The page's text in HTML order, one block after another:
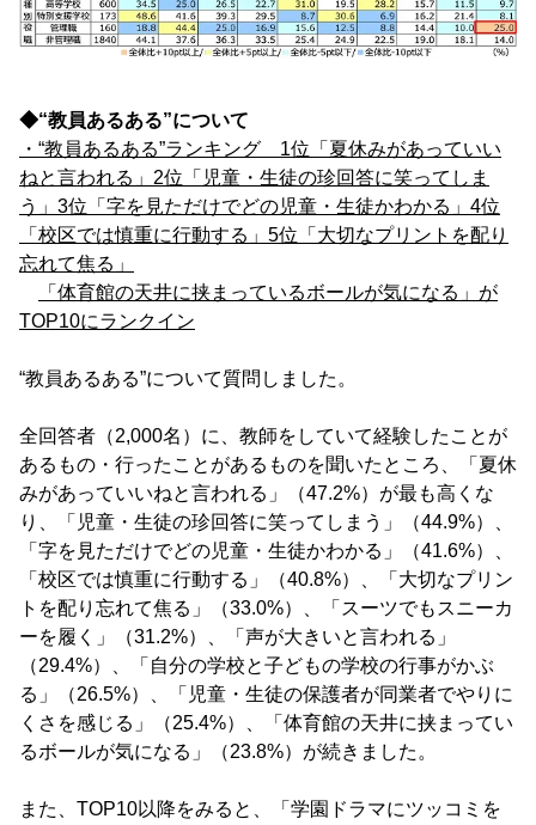
◆“教員あるある”について
・“教員あるある”ランキング 1位「夏休みがあっていい
ねと言われる」2位「児童・生徒の珍回答に笑ってしま
う」 3位「字を見ただけでどの児童・生徒かわかる」4位
「校区では慎重に行動する」5位「大切なプリントを配り
忘れて焦る」
「体育館の天井に挟まっているボールが気になる」が
TOP10にランクイン
“教員あるある”について質問しました。
全回答者（2,000名）に、教師をしていて経験したことが
あるもの・行ったことがあるものを聞いたところ、「夏休
みがあっていいねと言われる」（47.2%）が最も高くな
り、「児童・生徒の珍回答に笑ってしまう」（44.9%）、
「字を見ただけでどの児童・生徒かわかる」（41.6%）、
「校区では慎重に行動する」（40.8%）、「大切なプリン
トを配り忘れて焦る」（33.0%）、「スーツでもスニーカ
ーを履く」（31.2%）、「声が大きいと言われる」
（29.4%）、「自分の学校と子どもの学校の行事がかぶ
る」（26.5%）、「児童・生徒の保護者が同業者でやりに
くさを感じる」（25.4%）、「体育館の天井に挟まってい
るボールが気になる」（23.8%）が続きました。
また、TOP10以降をみると、「学園ドラマにツッコミを